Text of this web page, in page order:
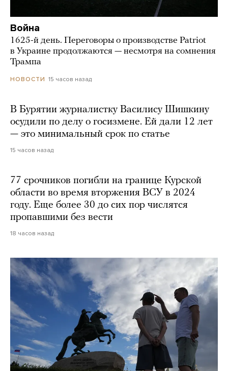
Война
1625-й день. Переговоры о производстве Patriot
в Украине продолжаются — несмотря на сомнения
Трампа
НОВОСТИ 15 часов назад
В Бурятии журналистку Василису Шишкину
осудили по делу о госизмене. Ей дали 12 лет
— это минимальный срок по статье
15 часов назад
77 срочников погибли на границе Курской
области во время вторжения ВСУ в 2024
году. Еще более 30 до сих пор числятся
пропавшими без вести
18 часов назад